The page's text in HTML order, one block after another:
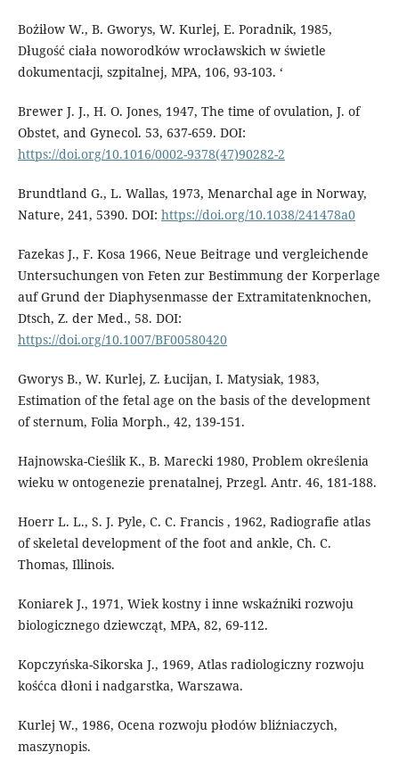
Bożiłow W., B. Gworys, W. Kurlej, E. Poradnik, 1985,
Długość ciała noworodków wrocławskich w świetle
dokumentacji, szpitalnej, MPA, 106, 93-103. ‘
Brewer J. J., H. O. Jones, 1947, The time of ovulation, J. of
Obstet, and Gynecol. 53, 637-659. DOI:
https://doi.org/10.1016/0002-9378(47)90282-2
Brundtland G., L. Wallas, 1973, Menarchal age in Norway,
Nature, 241, 5390. DOI: https://doi.org/10.1038/241478a0
Fazekas J., F. Kosa 1966, Neue Beitrage und vergleichende
Untersuchungen von Feten zur Bestimmung der Korperlage
auf Grund der Diaphysenmasse der Extramitatenknochen,
Dtsch, Z. der Med., 58. DOI:
https://doi.org/10.1007/BF00580420
Gworys B., W. Kurlej, Z. Łucijan, I. Matysiak, 1983,
Estimation of the fetal age on the basis of the development
of sternum, Folia Morph., 42, 139-151.
Hajnowska-Cieślik K., B. Marecki 1980, Problem określenia
wieku w ontogenezie prenatalnej, Przegl. Antr. 46, 181-188.
Hoerr L. L., S. J. Pyle, C. C. Francis , 1962, Radiografie atlas
of skeletal development of the foot and ankle, Ch. C.
Thomas, Illinois.
Koniarek J., 1971, Wiek kostny i inne wskaźniki rozwoju
biologicznego dziewcząt, MPA, 82, 69-112.
Kopczyńska-Sikorska J., 1969, Atlas radiologiczny rozwoju
kośćca dłoni i nadgarstka, Warszawa.
Kurlej W., 1986, Ocena rozwoju płodów bliźniaczych,
maszynopis.